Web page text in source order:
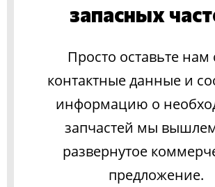
запасных
Просто оставьте нам
контактные данные и
информацию о
запчастей мы
развернутое
предложение.